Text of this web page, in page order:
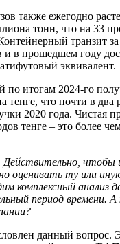
также ежегодно
тонн, что на 33
транзит
и в прошедшем году
эквивалент.
по итогам 2024-го
тенге, что почти в два
2020 года. Чистая
тенге – это более
чтобы
оценивать ту или
комп­лексный анализ
период времени. А
данный вопрос.